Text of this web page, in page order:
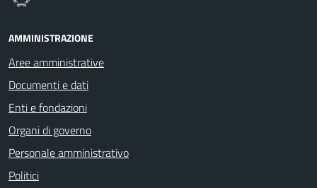
AMMINISTRAZIONE
Aree amministrative
Documenti e dati
Enti e fondazioni
Organi di governo
Personale amministrativo
Politici